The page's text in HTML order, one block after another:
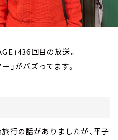
」436回目の放送。
」がバズってます。
行の話がありましたが、平子